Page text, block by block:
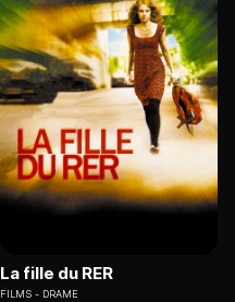
La fille du RER
FILMS DRAME